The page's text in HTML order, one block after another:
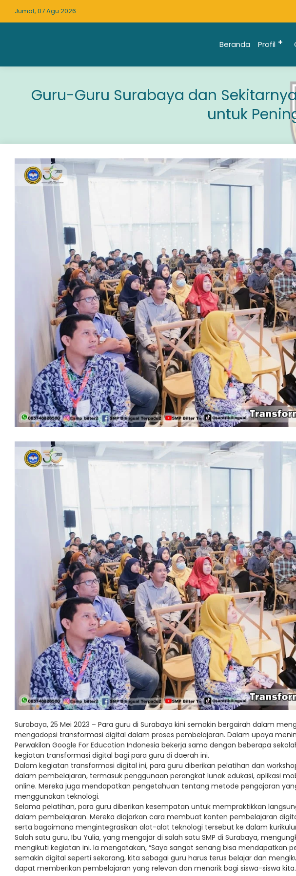
Jumat, 07 Agu 2026
Beranda Profil
Guru-Guru Surabaya dan
untuk
Surabaya, 25 Mei 2023 – Para guru di Surabaya kini semakin bergairah dalam
mengadopsi transformasi digital dalam proses pembelajaran. Dalam upaya
Perwakilan Google For Education Indonesia bekerja sama dengan beberapa
kegiatan transformasi digital bagi para guru di daerah ini.
Dalam kegiatan transformasi digital ini, para guru diberikan pelatihan dan
dalam pembelajaran, termasuk penggunaan perangkat lunak edukasi, aplikasi
online. Mereka juga mendapatkan pengetahuan tentang metode pengajaran
menggunakan teknologi.
Selama pelatihan, para guru diberikan kesempatan untuk mempraktikkan
dalam pembelajaran. Mereka diajarkan cara membuat konten pembelajaran
serta bagaimana mengintegrasikan alat-alat teknologi tersebut ke dalam
Salah satu guru, Ibu Yulia, yang mengajar di salah satu SMP di Surabaya,
mengikuti kegiatan ini. Ia mengatakan, “Saya sangat senang bisa mendapatkan
semakin digital seperti sekarang, kita sebagai guru harus terus belajar dan
dapat memberikan pembelajaran yang relevan dan menarik bagi siswa-siswa